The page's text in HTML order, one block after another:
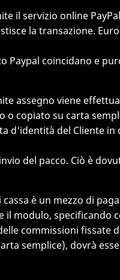
il servizio online
la transazione.
coincidano e
assegno viene
copiato su carta
d'identità del Cliente
del pacco. Ciò è
è un mezzo di
modulo, specificando
commissioni fissate
semplice), dovrà